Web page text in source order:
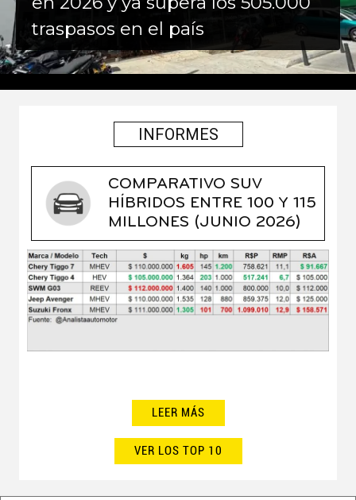
ensamblado en Envigado
INFORMES
COMPARATIVO SUV
HÍBRIDOS ENTRE 100 Y 115
MILLONES (JUNIO 2026)
LEER MÁS
VER LOS TOP 10